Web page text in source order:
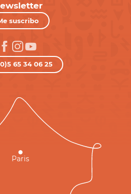
suscribo
65 34 06 25
Paris